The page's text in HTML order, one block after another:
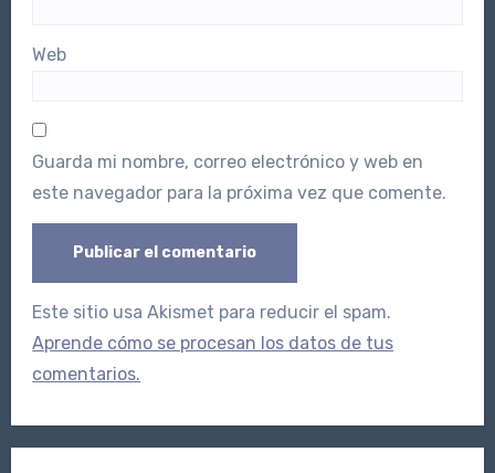
Web
Guarda mi nombre, correo electrónico y web en
este navegador para la próxima vez que comente.
Este sitio usa Akismet para reducir el spam.
Aprende cómo se procesan los datos de tus
comentarios.